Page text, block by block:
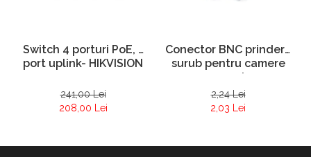
Switch 4 porturi PoE, 1
port uplink- HIKVISION
241,00 Lei
208,00 Lei
Conector BNC prindere
surub pentru camere
supraveghere
2,24 Lei
2,03 Lei